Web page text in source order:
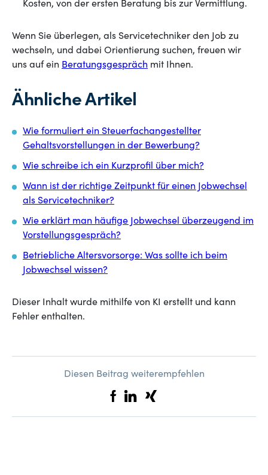
Kosten, von der ersten Beratung bis zur Vermittlung.
Wenn Sie überlegen, als Servicetechniker den Job zu
wechseln, und dabei Orientierung suchen, freuen wir
uns auf ein Beratungsgespräch mit Ihnen.
Ähnliche Artikel
Wie formuliert ein Steuerfachangestellter
Gehaltsvorstellungen in der Bewerbung?
Wie schreibe ich ein Kurzprofil über mich?
Wann ist der richtige Zeitpunkt für einen Jobwechsel
als Servicetechniker?
Wie erklärt man häufige Jobwechsel überzeugend im
Vorstellungsgespräch?
Betriebliche Altersvorsorge: Was sollte ich beim
Jobwechsel wissen?
Dieser Inhalt wurde mithilfe von KI erstellt und kann
Fehler enthalten.
Diesen Beitrag weiterempfehlen